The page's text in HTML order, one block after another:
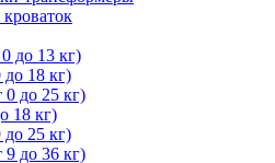
до 13 кг)
до 18 кг)
0 до 25 кг)
18 кг)
до 25 кг)
9 до 36 кг)